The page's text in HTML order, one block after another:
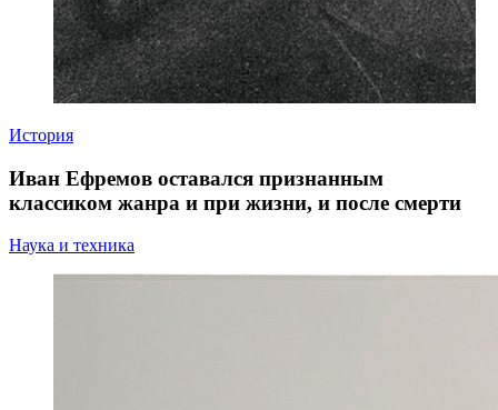
История
Иван Ефремов оставался признанным
классиком жанра и при жизни, и после смерти
Наука и техника